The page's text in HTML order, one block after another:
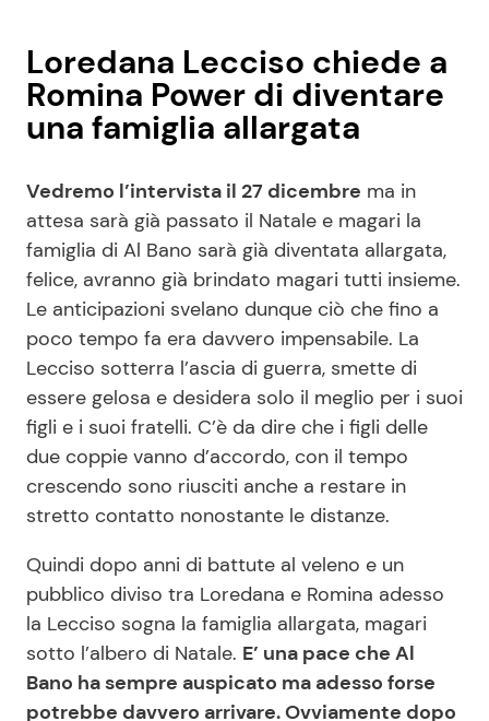
Loredana Lecciso chiede a
Romina Power di diventare
una famiglia allargata
Vedremo l’intervista il 27 dicembre ma in
attesa sarà già passato il Natale e magari la
famiglia di Al Bano sarà già diventata allargata,
felice, avranno già brindato magari tutti insieme.
Le anticipazioni svelano dunque ciò che fino a
poco tempo fa era davvero impensabile. La
Lecciso sotterra l’ascia di guerra, smette di
essere gelosa e desidera solo il meglio per i suoi
figli e i suoi fratelli. C’è da dire che i figli delle
due coppie vanno d’accordo, con il tempo
crescendo sono riusciti anche a restare in
stretto contatto nonostante le distanze.
Quindi dopo anni di battute al veleno e un
pubblico diviso tra Loredana e Romina adesso
la Lecciso sogna la famiglia allargata, magari
sotto l’albero di Natale. E’ una pace che Al
Bano ha sempre auspicato ma adesso forse
potrebbe davvero arrivare. Ovviamente dopo